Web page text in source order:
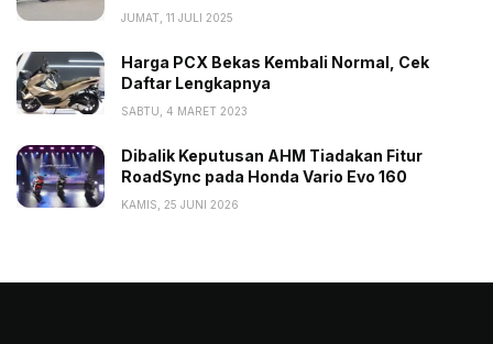
JUMAT, 11 JULI 2025
Harga PCX Bekas Kembali Normal, Cek
Daftar Lengkapnya
SABTU, 4 MARET 2023
Dibalik Keputusan AHM Tiadakan Fitur
RoadSync pada Honda Vario Evo 160
KAMIS, 25 JUNI 2026